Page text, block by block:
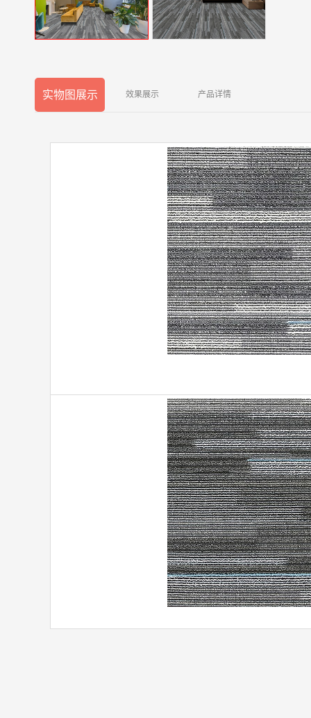
实物图展示 效果展示 产品详情